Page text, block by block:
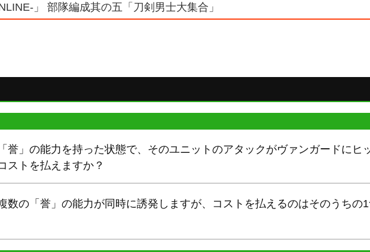
」 部隊編成其の五「刀剣男士大集合」
誉」の能力を持った状態で、そのユニットのアタックがヴァンガードにヒ
ストを払えますか？
数の「誉」の能力が同時に誘発しますが、コストを払えるのはそのうちの